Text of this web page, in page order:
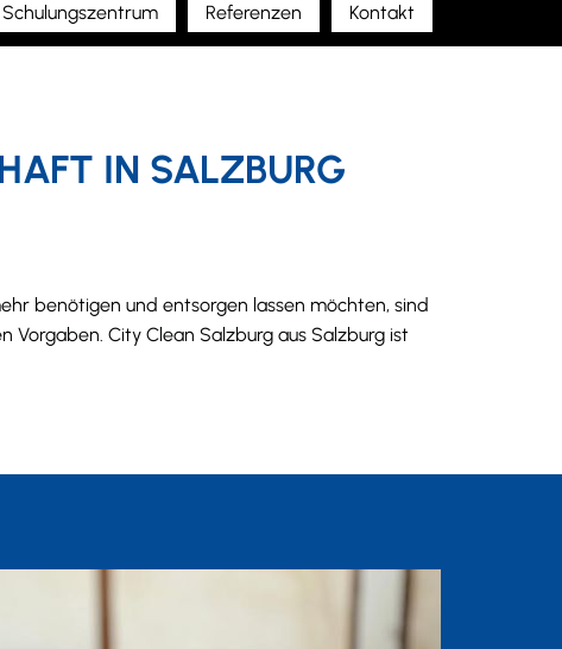
Schulungszentrum Referenzen Kontakt
IN SALZBURG
benötigen und entsorgen lassen möchten, sind
City Clean Salzburg aus Salzburg ist